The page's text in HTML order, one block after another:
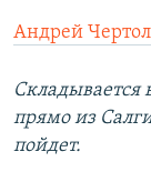
Андрей
Складывается
прямо из
пойдет.